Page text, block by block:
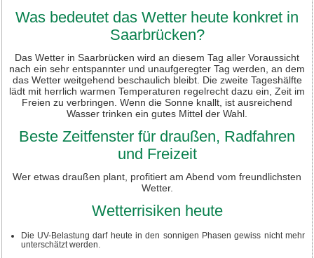
Was bedeutet das Wetter heute konkret in
Saarbrücken?
Das Wetter in Saarbrücken wird an diesem Tag aller Voraussicht
nach ein sehr entspannter und unaufgeregter Tag werden, an dem
das Wetter weitgehend beschaulich bleibt. Die zweite Tageshälfte
lädt mit herrlich warmen Temperaturen regelrecht dazu ein, Zeit im
Freien zu verbringen. Wenn die Sonne knallt, ist ausreichend
Wasser trinken ein gutes Mittel der Wahl.
Beste Zeitfenster für draußen, Radfahren
und Freizeit
Wer etwas draußen plant, profitiert am Abend vom freundlichsten
Wetter.
Wetterrisiken heute
Die UV-Belastung darf heute in den sonnigen Phasen gewiss nicht mehr
unterschätzt werden.